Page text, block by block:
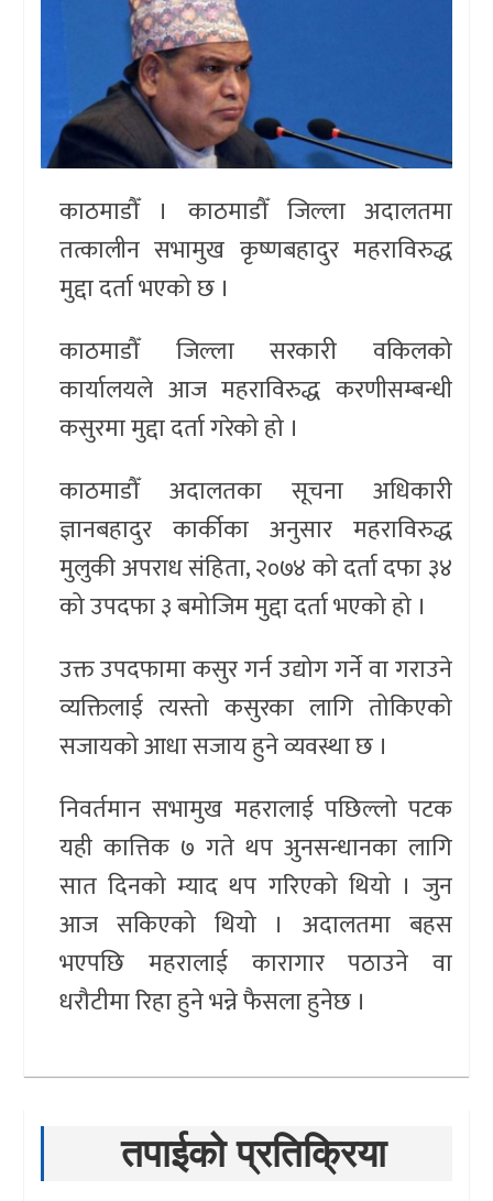
रोचक
अन्तर्वार्ता
काठमाडौँ । काठमाडौँ जिल्ला अदालतमा
तत्कालीन सभामुख कृष्णबहादुर महराविरुद्ध
मुद्दा दर्ता भएको छ ।
काठमाडौँ जिल्ला सरकारी वकिलको
कार्यालयले आज महराविरुद्ध करणीसम्बन्धी
कसुरमा मुद्दा दर्ता गरेको हो ।
काठमाडौँ अदालतका सूचना अधिकारी
ज्ञानबहादुर कार्कीका अनुसार महराविरुद्ध
मुलुकी अपराध संहिता, २०७४ को दर्ता दफा ३४
को उपदफा ३ बमोजिम मुद्दा दर्ता भएको हो ।
उक्त उपदफामा कसुर गर्न उद्योग गर्ने वा गराउने
व्यक्तिलाई त्यस्तो कसुरका लागि तोकिएको
सजायको आधा सजाय हुने व्यवस्था छ ।
निवर्तमान सभामुख महरालाई पछिल्लो पटक
यही कात्तिक ७ गते थप अुनसन्धानका लागि
सात दिनको म्याद थप गरिएको थियो । जुन
आज सकिएको थियो । अदालतमा बहस
भएपछि महरालाई कारागार पठाउने वा
धरौटीमा रिहा हुने भन्ने फैसला हुनेछ ।
तपाईको प्रतिक्रिया